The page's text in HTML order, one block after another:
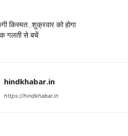
किस्मत…शुक्रवार को होगा
गलती से बचें
hindkhabar.in
https://hindkhabar.in